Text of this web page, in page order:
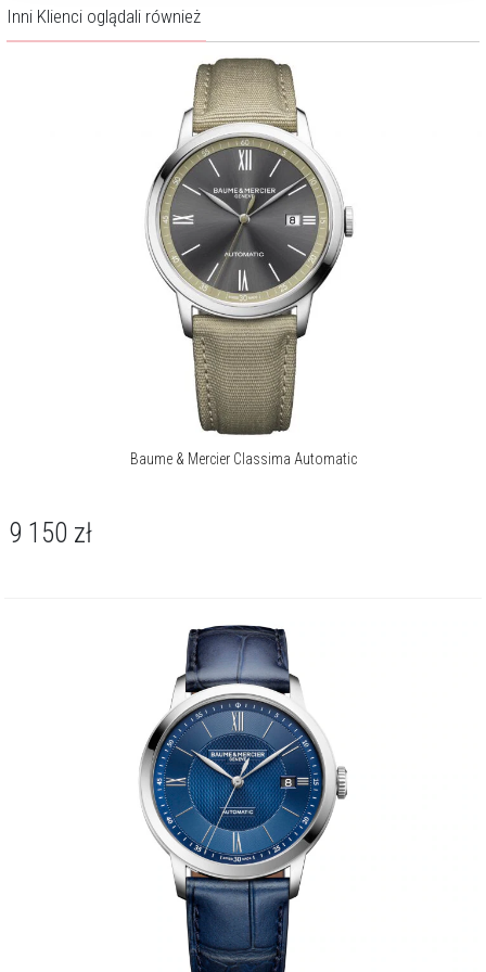
Inni Klienci oglądali również
Baume & Mercier Classima Automatic
9 150 zł